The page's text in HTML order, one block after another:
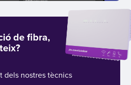
de fibra,
dels nostres tècnics